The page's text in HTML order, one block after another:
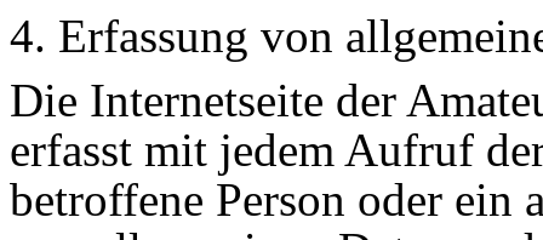
4. Erfassung von
Die Internetseite der
erfasst mit jedem Aufruf
betroffene Person oder ein